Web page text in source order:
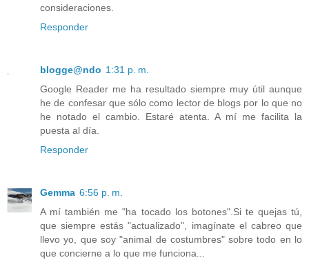
consideraciones.
Responder
blogge@ndo 1:31 p. m.
Google Reader me ha resultado siempre muy útil aunque
he de confesar que sólo como lector de blogs por lo que no
he notado el cambio. Estaré atenta. A mí me facilita la
puesta al día.
Responder
Gemma 6:56 p. m.
A mí también me "ha tocado los botones".Si te quejas tú,
que siempre estás "actualizado", imagínate el cabreo que
llevo yo, que soy "animal de costumbres" sobre todo en lo
que concierne a lo que me funciona...